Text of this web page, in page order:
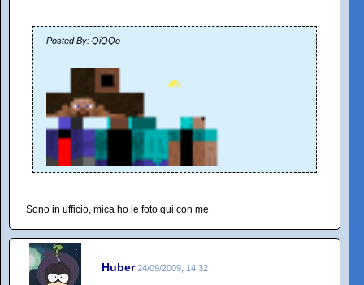
Posted By: QiQQo
Sono in ufficio, mica ho le foto qui con me
Huber 24/09/2009, 14:32